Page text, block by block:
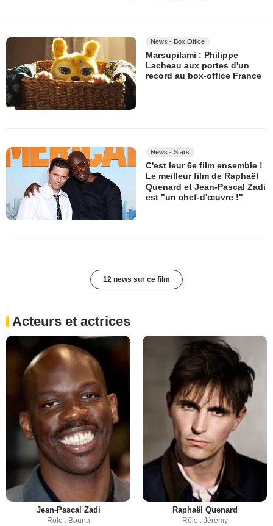
News - Box Office
Marsupilami : Philippe
Lacheau aux portes d'un
record au box-office France
News - Stars
C'est leur 6e film ensemble !
Le meilleur film de Raphaël
Quenard et Jean-Pascal Zadi
est "un chef-d'œuvre !"
12 news sur ce film
Acteurs et actrices
Jean-Pascal Zadi
Rôle : Bouna
Raphaël Quenard
Rôle : Jérémy